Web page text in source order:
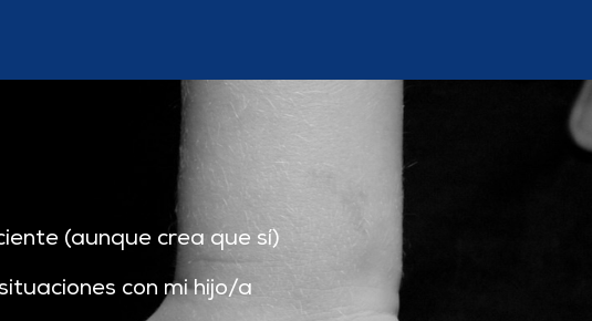
(aunque crea que sí)
con mi hijo/a